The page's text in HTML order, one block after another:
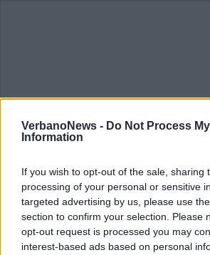
VerbanoNews - Do Not Process
Information
If you wish to opt-out of the sale, sharing
processing of your personal or sensitive
targeted advertising by us, please use
section to confirm your selection. Please
opt-out request is processed you may
interest-based ads based on personal
ALTRE NOTIZIE DI ISPRA